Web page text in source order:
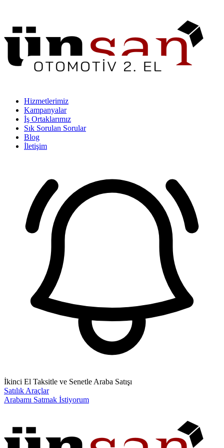
Hizmetlerimiz
Kampanyalar
İş Ortaklarımız
Sık Sorulan Sorular
Blog
İletişim
İkinci El Taksitle ve Senetle Araba Satışı
Satılık Araçlar
Arabamı Satmak İstiyorum